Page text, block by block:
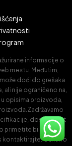
informacije o
mestu. Međutim,
doći do grešaka
ali nije ograničeno na,
opisima proizvoda,
dostupnost
primetite bilo kakvu
kontaktirajte. Cenimo